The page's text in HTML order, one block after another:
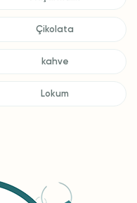
Çikolata
kahve
Lokum